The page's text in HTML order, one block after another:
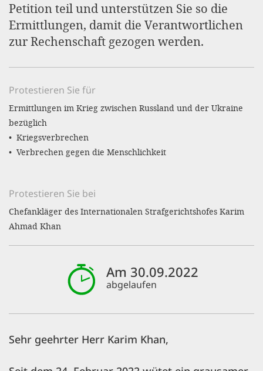
Petition teil und unterstützen Sie so die
Ermittlungen, damit die Verantwortlichen
zur Rechenschaft gezogen werden.
Protestieren Sie für
Ermittlungen im Krieg zwischen Russland und der Ukraine
bezüglich
• Kriegsverbrechen
• Verbrechen gegen die Menschlichkeit
Protestieren Sie bei
Chefankläger des Internationalen Strafgerichtshofes Karim
Ahmad Khan
Am 30.09.2022
abgelaufen
Sehr geehrter Herr Karim Khan,
unsere
den